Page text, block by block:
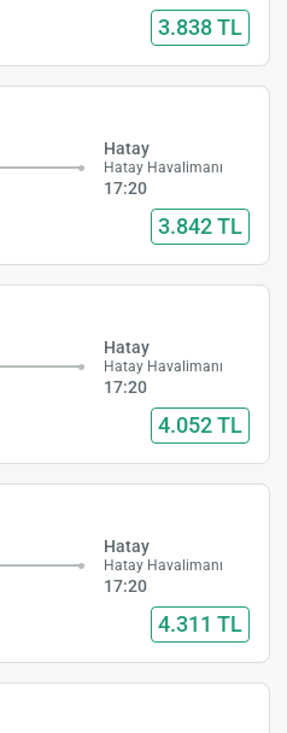
3.838 TL
Hatay
Hatay Havalimanı
17:20
3.842 TL
Hatay
Hatay Havalimanı
17:20
4.052 TL
Hatay
Hatay Havalimanı
17:20
4.311 TL